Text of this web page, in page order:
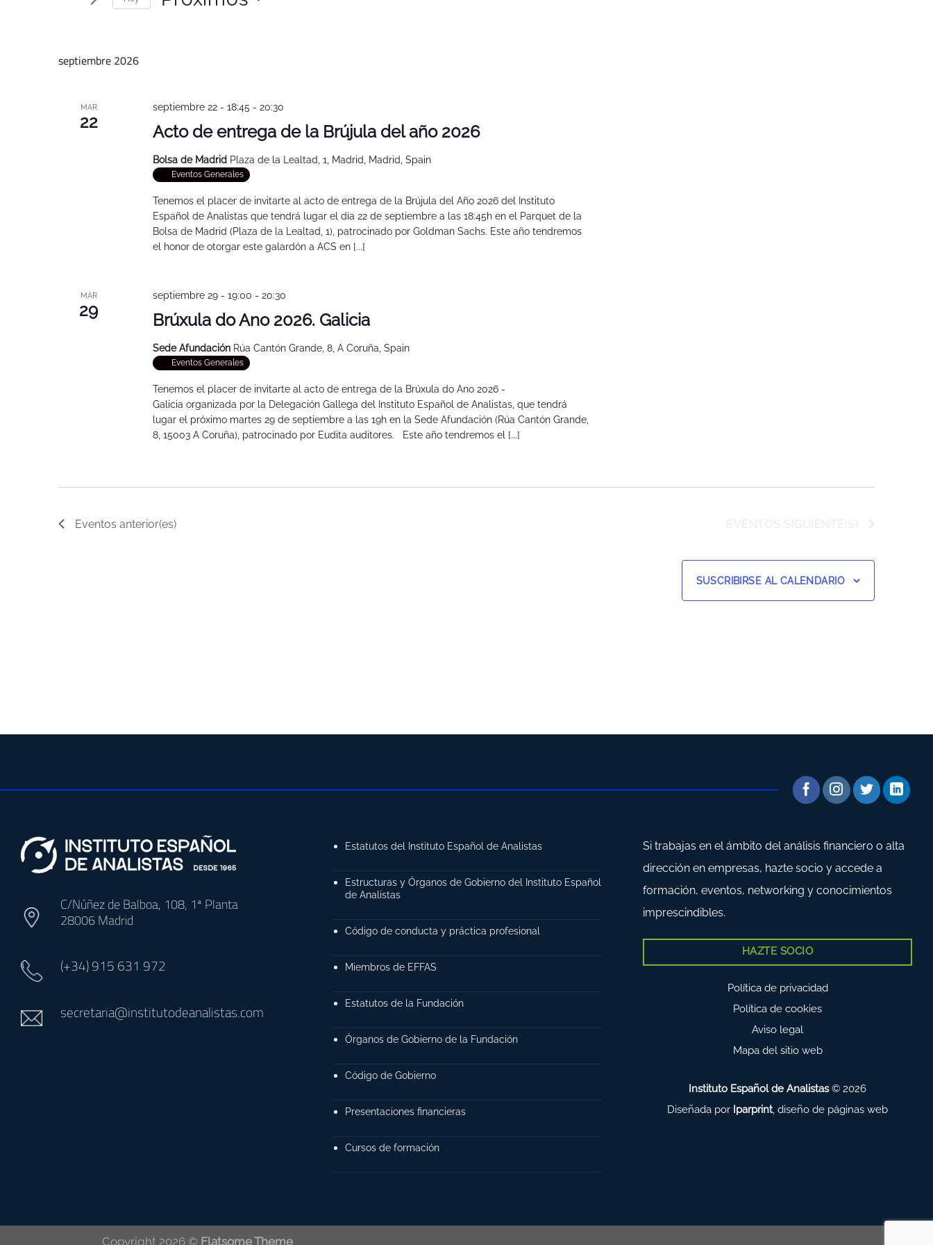
de
la
septiembre 2026
MAR
22 Acto de entrega de la Brújula del año 2026
septiembre 22 - 18:45 - 20:30
Bolsa de Madrid Plaza de la Lealtad, 1, Madrid, Madrid, Spain
Eventos Generales
Tenemos el placer de invitarte al acto de entrega de la Brújula del Año 2026 del Instituto
Español de Analistas que tendrá lugar el día 22 de septiembre a las 18:45h en el Parquet de la
Bolsa de Madrid (Plaza de la Lealtad, 1), patrocinado por Goldman Sachs. Este año tendremos
el honor de otorgar este galardón a ACS en [...]
MAR
29 Brúxula do Ano 2026. Galicia
septiembre 29 - 19:00 - 20:30
Sede Afundación Rúa Cantón Grande, 8, A Coruña, Spain
Eventos Generales
Tenemos el placer de invitarte al acto de entrega de la Brúxula do Ano 2026 -
Galicia organizada por la Delegación Gallega del Instituto Español de Analistas, que tendrá
lugar el próximo martes 29 de septiembre a las 19h en la Sede Afundación (Rúa Cantón Grande,
8, 15003 A Coruña), patrocinado por Eudita auditores. Este año tendremos el [...]
Eventos anterior(es) EVENTOS SIGUIENTE(S)
SUSCRIBIRSE AL CALENDARIO
C/Núñez de Balboa, 108, 1ª Planta
28006 Madrid
(+34)915 631 972
secretaria@institutodeanalistas.com
Estatutos del Instituto Español de Analistas
Estructuras y Órganos de Gobierno del Instituto Español
de Analistas
Código de conducta y práctica profesional
Miembros de EFFAS
Estatutos de la Fundación
Órganos de Gobierno de la Fundación
Código de Gobierno
Presentaciones financieras
Cursos de formación
Si trabajas en el ámbito del análisis financiero o alta
dirección en empresas, hazte socio y accede a
formación, eventos, networking y conocimientos
imprescindibles.
HAZTE SOCIO
Política de privacidad
Política de cookies
Aviso legal
Mapa del sitio web
Instituto Español de Analistas© 2026
Diseñada por Iparprint, diseño de páginas web
Copyright 2026 © Flatsome Theme